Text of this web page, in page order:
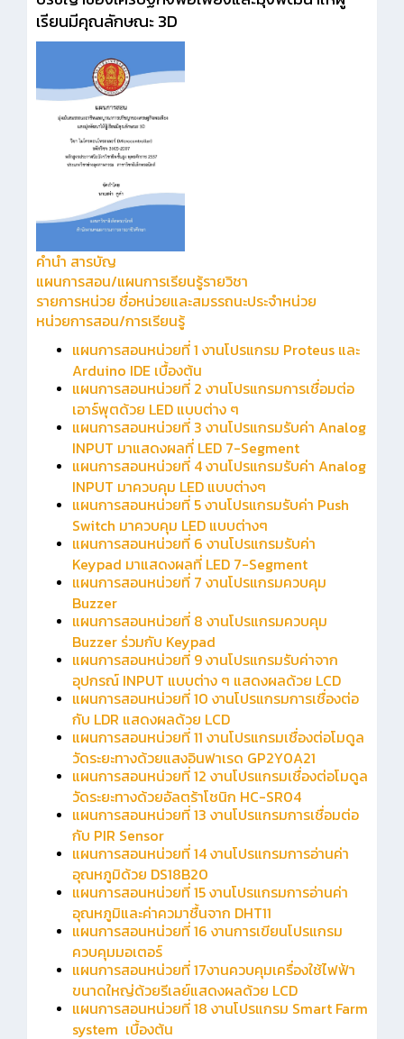
เรียนมีคุณลักษณะ 3D
คำนำ สารบัญ
แผนการสอน/แผนการเรียนรู้รายวิชา
รายการหน่วย ชื่อหน่วยและสมรรถนะประจำหน่วย
หน่วยการสอน/การเรียนรู้
แผนการสอนหน่วยที่ 1 งานโปรแกรม Proteus และ
Arduino IDE เบื้องต้น
แผนการสอนหน่วยที่ 2 งานโปรแกรมการเชื่อมต่อ
เอาร์พุตด้วย LED แบบต่าง ๆ
แผนการสอนหน่วยที่ 3 งานโปรแกรมรับค่า Analog
INPUT มาแสดงผลที่ LED 7-Segment
แผนการสอนหน่วยที่ 4 งานโปรแกรมรับค่า Analog
INPUT มาควบคุม LED แบบต่างๆ
แผนการสอนหน่วยที่ 5 งานโปรแกรมรับค่า Push
Switch มาควบคุม LED แบบต่างๆ
แผนการสอนหน่วยที่ 6 งานโปรแกรมรับค่า
Keypad มาแสดงผลที่ LED 7-Segment
แผนการสอนหน่วยที่ 7 งานโปรแกรมควบคุม
Buzzer
แผนการสอนหน่วยที่ 8 งานโปรแกรมควบคุม
Buzzer ร่วมกับ Keypad
แผนการสอนหน่วยที่ 9 งานโปรแกรมรับค่าจาก
อุปกรณ์ INPUT แบบต่าง ๆ แสดงผลด้วย LCD
แผนการสอนหน่วยที่ 10 งานโปรแกรมการเชื่องต่อ
กับ LDR แสดงผลด้วย LCD
แผนการสอนหน่วยที่ 11 งานโปรแกรมเชื่องต่อโมดูล
วัดระยะทางด้วยแสงอินฟาเรด GP2Y0A21
แผนการสอนหน่วยที่ 12 งานโปรแกรมเชื่องต่อโมดูล
วัดระยะทางด้วยอัลตร้าโชนิก HC-SR04
แผนการสอนหน่วยที่ 13 งานโปรแกรมการเชื่อมต่อ
กับ PIR Sensor
แผนการสอนหน่วยที่ 14 งานโปรแกรมการอ่านค่า
อุณหภูมิด้วย DS18B20
แผนการสอนหน่วยที่ 15 งานโปรแกรมการอ่านค่า
อุณหภูมิและค่าควมาชื้นจาก DHT11
แผนการสอนหน่วยที่ 16 งานการเขียนโปรแกรม
ควบคุมมอเตอร์
แผนการสอนหน่วยที่ 17งานควบคุมเครื่องใช้ไฟฟ้า
ขนาดใหญ่ด้วยรีเลย์แสดงผลด้วย LCD
แผนการสอนหน่วยที่ 18 งานโปรแกรม Smart Farm
system เบื้องต้น